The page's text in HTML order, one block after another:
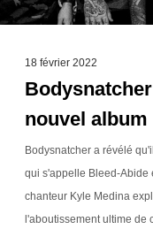
18 février 2022
nouvel album
Bodysnatcher a révélé
qui s'appelle Bleed-Abide
chanteur Kyle Medina
l'aboutissement ultime de